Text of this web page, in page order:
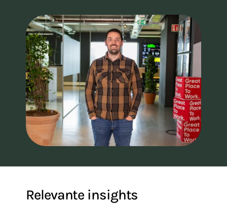
Relevante insights